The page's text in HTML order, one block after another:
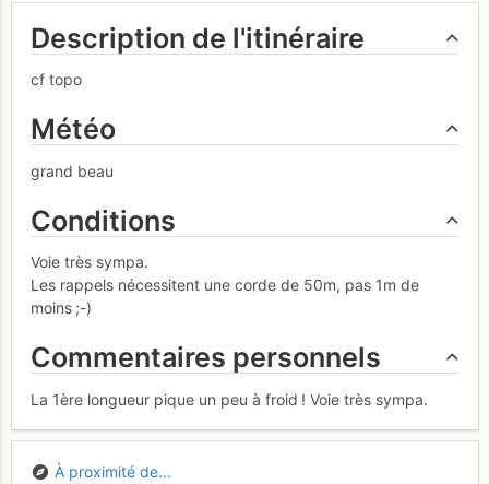
Description de l'itinéraire
cf topo
Météo
grand beau
Conditions
Voie très sympa.
Les rappels nécessitent une corde de 50m, pas 1m de
moins ;-)
Commentaires personnels
La 1ère longueur pique un peu à froid ! Voie très sympa.
À proximité de...